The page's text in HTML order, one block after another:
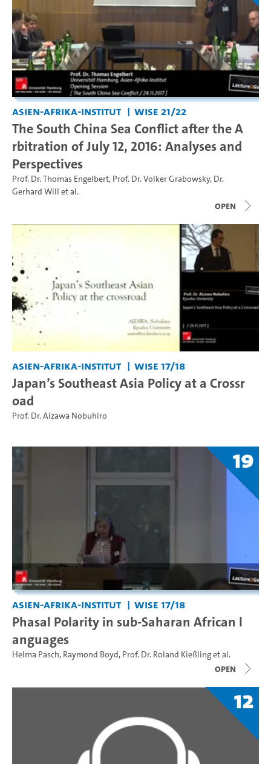
Asien-Afrika-Institut WiSe 21/22
The South China Sea Conflict after the A
rbitration of July 12, 2016: Analyses and
Perspectives
Prof. Dr. Thomas Engelbert, Prof. Dr. Volker Grabowsky, Dr.
Gerhard Will et al.
open
Asien-Afrika-Institut WiSe 17/18
Japan’s Southeast Asia Policy at a Crossr
oad
Prof. Dr. Aizawa Nobuhiro
19
Asien-Afrika-Institut WiSe 17/18
Phasal Polarity in sub-Saharan African l
anguages
Helma Pasch, Raymond Boyd, Prof. Dr. Roland Kießlinget al.
open
12